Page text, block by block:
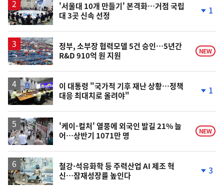
'서울대 10개 만들기' 본격화…거점 국립
대 3곳 신속 선정
하
락
1
정부, 소부장 협력모델 5건 승인…5년간
R&D 910억 원 지원
NEW
이 대통령 "국가적 기후 재난 상황…정책
대응 최대치로 올려야"
하
락
1
'케이-컬처' 열풍에 외국인 발길 21% 늘
어…상반기 1071만 명
NEW
철강·석유화학 등 주력산업 AI 제조 혁
신…잠재성장률 높인다
3